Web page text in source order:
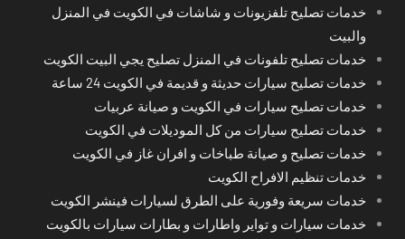
خدمات تصليح تلفزيونات و شاشات في الكويت في المنزل
والبيت
خدمات تصليح تلفونات في المنزل تصليح يجي البيت الكويت
خدمات تصليح سيارات حديثة و قديمة في الكويت 24 ساعة
خدمات تصليح سيارات في الكويت و صيانة عربيات
خدمات تصليح سيارات من كل الموديلات في الكويت
خدمات تصليح و صيانة طباخات و افران غاز في الكويت
خدمات تنظيم الافراح الكويت
خدمات سريعة وفورية على الطرق لسيارات فينشر الكويت
خدمات سيارات و تواير واطارات و بطارات سيارات بالكويت